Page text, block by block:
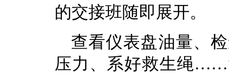
的交接班随即展开。
查看仪表盘油量、
压力、系好救生绳